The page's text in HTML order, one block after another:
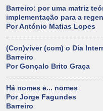
Barreiro: por uma matriz
implementação para a
Por António Matias Lopes
(Con)viver (com) o Dia
Barreiro
Por Gonçalo Brito Graça
Há nomes e... nomes
Por Jorge Fagundes
Barreiro